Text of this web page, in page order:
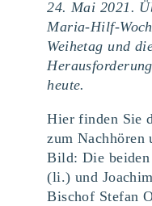
24. Mai 2021.
Maria-Hilf-
Weihetag und
heute.
Hier finden Sie
zum Nachhören
Bild: Die beiden
(li.) und
Bischof Stefan